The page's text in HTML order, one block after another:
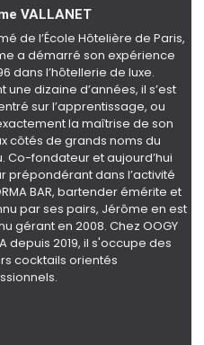
VALLANET
de l’École Hôtelière de Paris,
a démarré son expérience
dans l’hôtellerie de luxe.
une dizaine d’années, il s’est
sur l’apprentissage, ou
la maîtrise de son
côtés de grands noms du
Co-fondateur et aujourd’hui
prépondérant dans l’activité
BAR, bartender émérite et
par ses pairs, Jérôme en est
gérant en 2008. Chez OOGY
depuis 2019, il s'occupe des
cocktails orientés